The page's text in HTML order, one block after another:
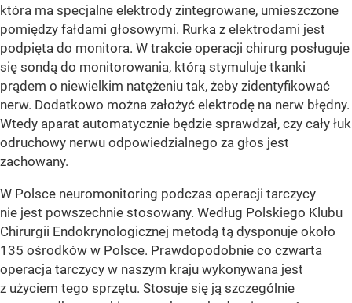
która ma specjalne elektrody zintegrowane, umieszczone
pomiędzy fałdami głosowymi. Rurka z elektrodami jest
podpięta do monitora. W trakcie operacji chirurg posługuje
się sondą do monitorowania, którą stymuluje tkanki
prądem o niewielkim natężeniu tak, żeby zidentyfikować
nerw. Dodatkowo można założyć elektrodę na nerw błędny.
Wtedy aparat automatycznie będzie sprawdzał, czy cały łuk
odruchowy nerwu odpowiedzialnego za głos jest
zachowany.
W Polsce neuromonitoring podczas operacji tarczycy
nie jest powszechnie stosowany. Według Polskiego Klubu
Chirurgii Endokrynologicznej metodą tą dysponuje około
135 ośrodków w Polsce. Prawdopodobnie co czwarta
operacja tarczycy w naszym kraju wykonywana jest
z użyciem tego sprzętu. Stosuje się ją szczególnie